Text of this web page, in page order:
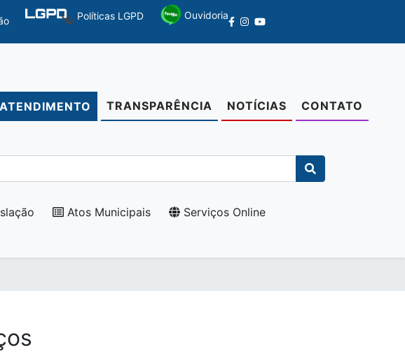
Políticas LGPD Ouvidoria
TRANSPARÊNCIA NOTÍCIAS CONTATO
Atos Municipais
Serviços Online